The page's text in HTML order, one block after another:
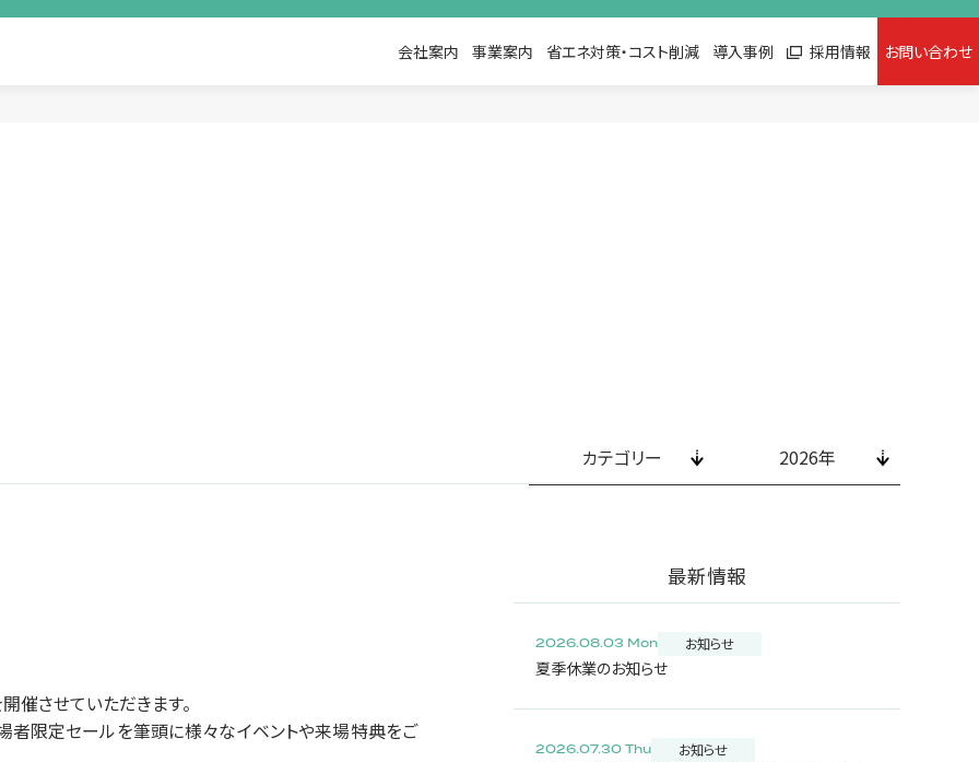
会社案内 事業案内 省エネ対策・コスト削減 導入事例 採用情報 お問い合わせ
2
0
2
2
D
E
N
K
I
D
O
カテゴリー 2026年
催させていただきます。
者限定セールを筆頭に様々なイベントや来場特典をご
最新情報
2026.08.03 Mon お知らせ
夏季休業のお知らせ
2026.07.30 Thu お知らせ